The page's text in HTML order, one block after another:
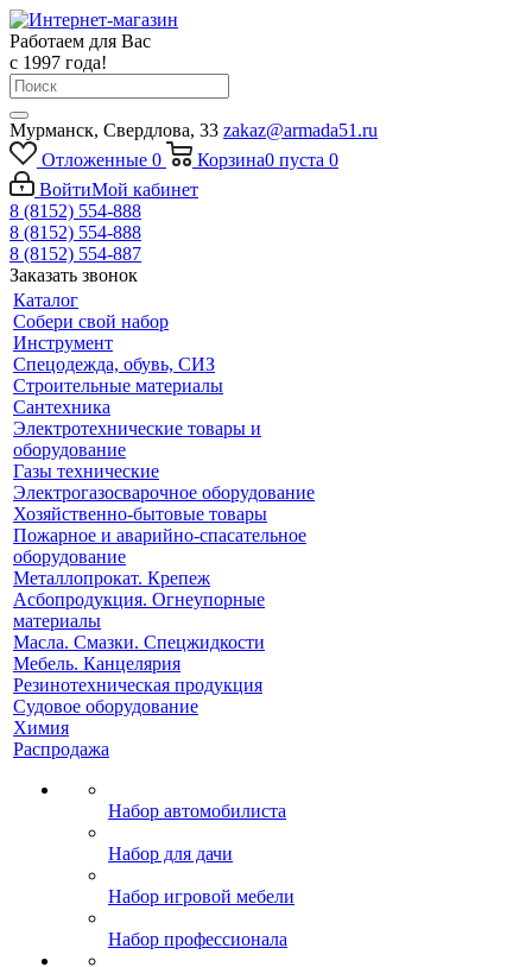
Работаем для Вас
с 1997 года!
Мурманск, Свердлова, 33 zakaz@armada51.ru
Отложенные 0 Корзина0 пуста 0
ВойтиМой кабинет
8 (8152) 554-888
8 (8152) 554-888
8 (8152) 554-887
Заказать звонок
Каталог
Собери свой набор
Инструмент
Спецодежда, обувь, СИЗ
Строительные материалы
Сантехника
Электротехнические товары и
оборудование
Газы технические
Электрогазосварочное оборудование
Хозяйственно-бытовые товары
Пожарное и аварийно-спасательное
оборудование
Металлопрокат. Крепеж
Асбопродукция. Огнеупорные
материалы
Масла. Смазки. Спецжидкости
Мебель. Канцелярия
Резинотехническая продукция
Судовое оборудование
Химия
Распродажа
Набор автомобилиста
Набор для дачи
Набор игровой мебели
Набор профессионала